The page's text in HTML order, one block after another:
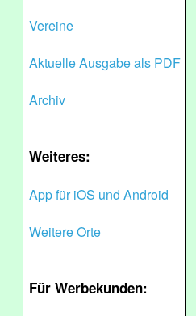
Vereine
Aktuelle Ausgabe als PDF
Archiv
Weiteres:
App für iOS und Android
Weitere Orte
Für Werbekunden: